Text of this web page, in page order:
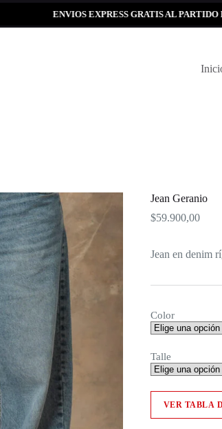
ENVIOS EXPRESS GRATIS AL PARTIDO DE
Jean Geranio
$59.900,00
Jean en denim
Color
Talle
VER TABLA